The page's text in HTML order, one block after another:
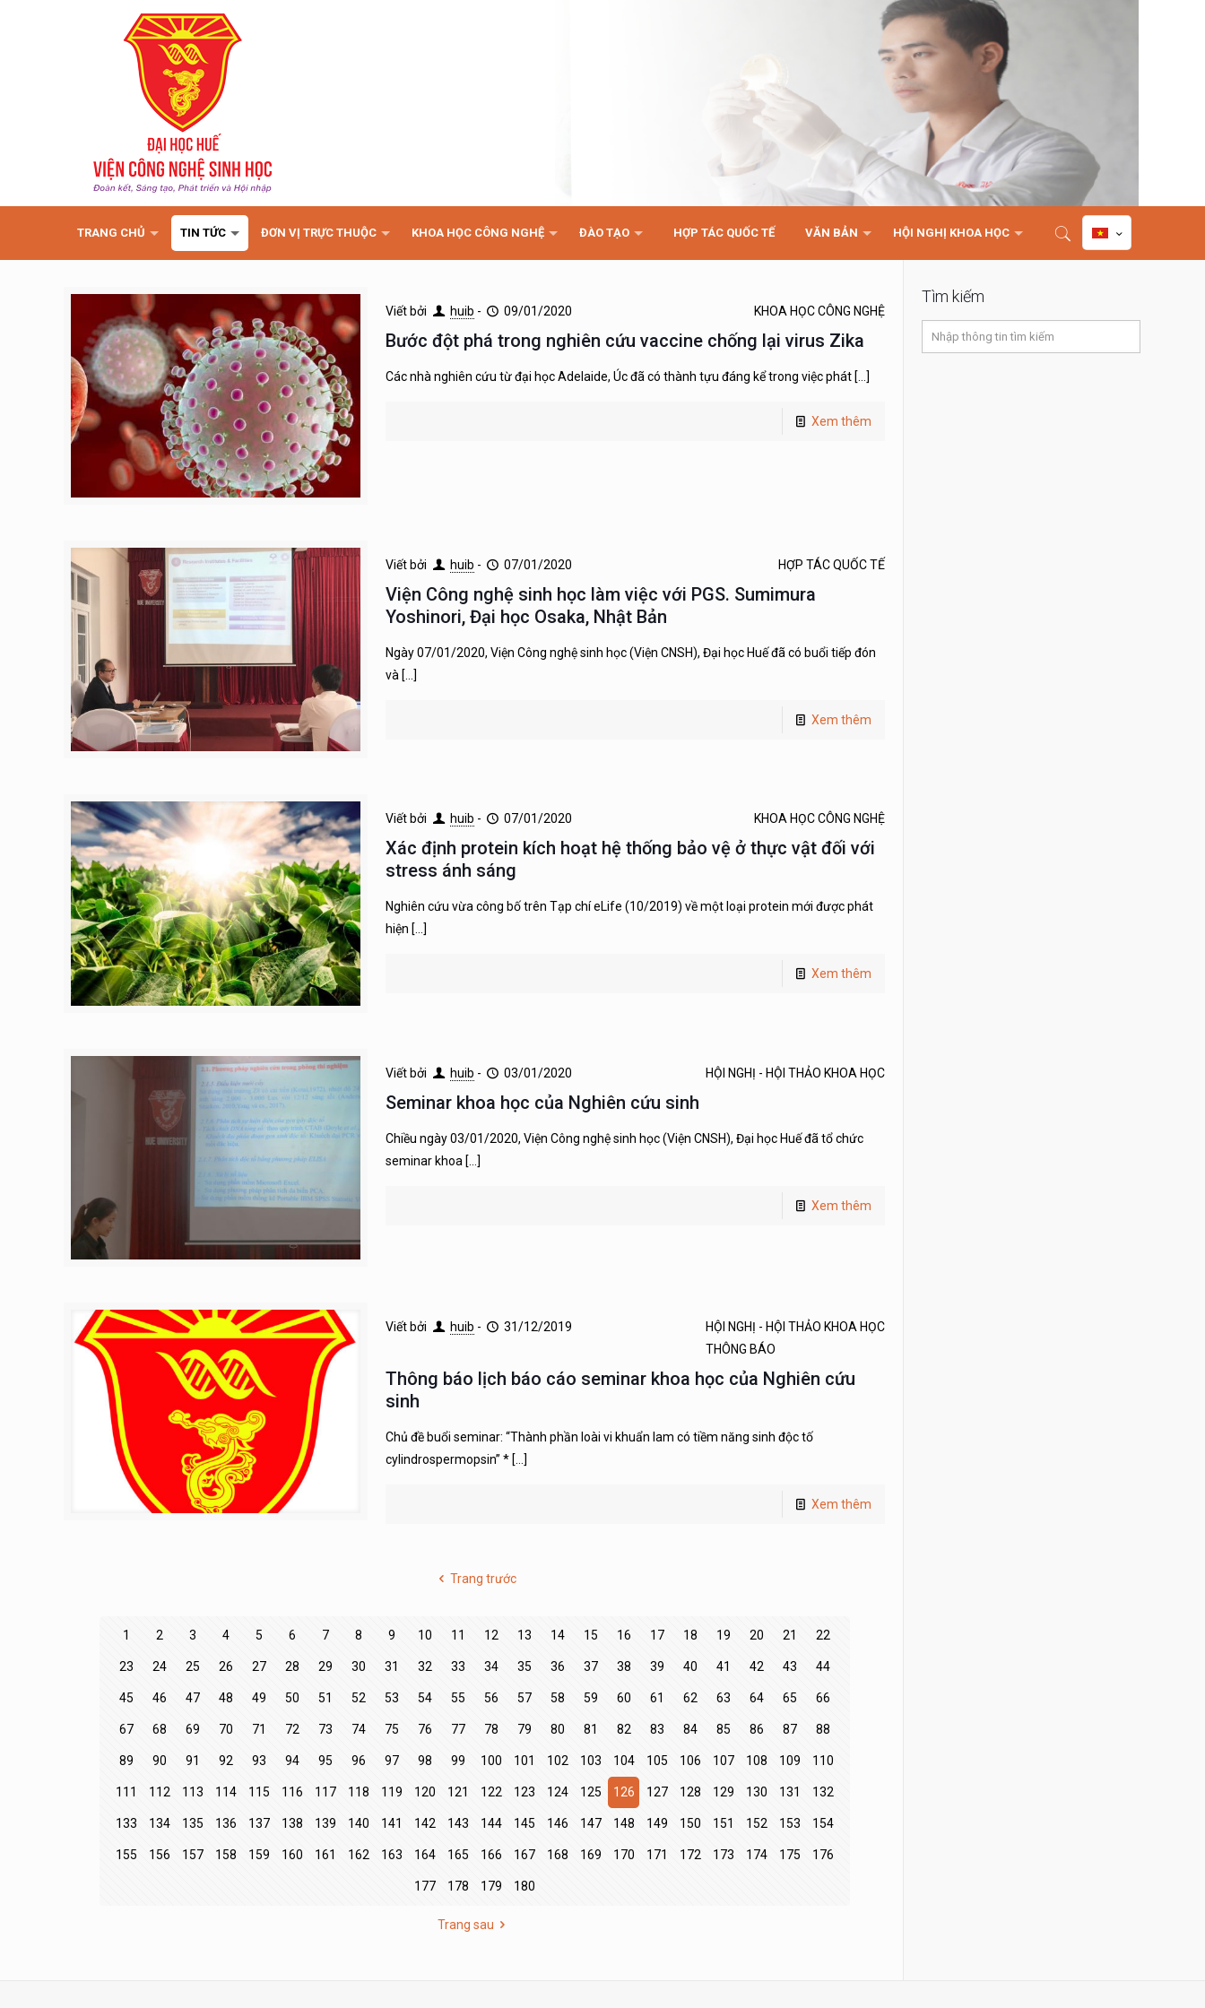
TRANG CHỦ TIN TỨC ĐƠN VỊ TRỰC THUỘC KHOA HỌC CÔNG NGHỆ ĐÀO TẠO HỢP TÁC QUỐC TẾ VĂN BẢN HỘI NGHỊ KHOA HỌC
Viết bởi huib - 09/01/2020 KHOA HỌC CÔNG NGHỆ
Bước đột phá trong nghiên cứu vaccine chống lại virus Zika
Các nhà nghiên cứu từ đại học Adelaide, Úc đã có thành tựu đáng kể trong việc phát […]
Xem thêm
Viết bởi huib - 07/01/2020 HỢP TÁC QUỐC TẾ
Viện Công nghệ sinh học làm việc với PGS. Sumimura
Yoshinori, Đại học Osaka, Nhật Bản
Ngày 07/01/2020, Viện Công nghệ sinh học (Viện CNSH), Đại học Huế đã có buổi tiếp đón
và […]
Xem thêm
Viết bởi huib - 07/01/2020 KHOA HỌC CÔNG NGHỆ
Xác định protein kích hoạt hệ thống bảo vệ ở thực vật đối với
stress ánh sáng
Nghiên cứu vừa công bố trên Tạp chí eLife (10/2019) về một loại protein mới được phát
hiện […]
Xem thêm
Viết bởi huib - 03/01/2020 HỘI NGHỊ - HỘI THẢO KHOA HỌC
Seminar khoa học của Nghiên cứu sinh
Chiều ngày 03/01/2020, Viện Công nghệ sinh học (Viện CNSH), Đại học Huế đã tổ chức
seminar khoa […]
Xem thêm
Viết bởi huib - 31/12/2019
HỘI NGHỊ - HỘI THẢO KHOA HỌC
THÔNG BÁO
Thông báo lịch báo cáo seminar khoa học của Nghiên cứu
sinh
Chủ đề buổi seminar: “Thành phần loài vi khuẩn lam có tiềm năng sinh độc tố
cylindrospermopsin” * […]
Xem thêm
Trang trước
1 2 3 4 5 6 7 8 9 10 11 12 13 14 15 16 17 18 19 20 21 22
23 24 25 26 27 28 29 30 31 32 33 34 35 36 37 38 39 40 41 42 43 44
45 46 47 48 49 50 51 52 53 54 55 56 57 58 59 60 61 62 63 64 65 66
67 68 69 70 71 72 73 74 75 76 77 78 79 80 81 82 83 84 85 86 87 88
89 90 91 92 93 94 95 96 97 98 99 100 101 102 103 104 105 106 107 108 109 110
111 112 113 114 115 116 117 118 119 120 121 122 123 124 125 126 127 128 129 130 131 132
133 134 135 136 137 138 139 140 141 142 143 144 145 146 147 148 149 150 151 152 153 154
155 156 157 158 159 160 161 162 163 164 165 166 167 168 169 170 171 172 173 174 175 176
177 178 179 180
Trang sau
Tìm kiếm